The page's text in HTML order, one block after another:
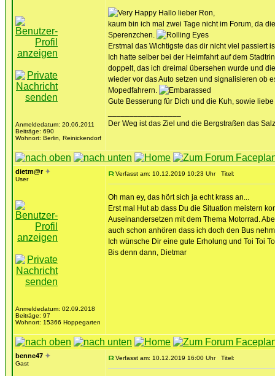
Anmeldedatum: 20.06.2011
Beiträge: 690
Wohnort: Berlin, Reinickendorf
Hallo lieber Ron,
kaum bin ich mal zwei Tage nicht im Forum, da
Sperenzchen.
Erstmal das Wichtigste das dir nicht viel passiert
Ich hatte selber bei der Heimfahrt auf dem
doppelt, das ich dreimal übersehen wurde und
wieder vor das Auto setzen und signalisieren ob
Mopedfahrern.
Gute Besserung für Dich und die Kuh, sowie
Der Weg ist das Ziel und die Bergstraßen das
dietm@r ✦
User
Anmeldedatum: 02.09.2018
Beiträge: 97
Wohnort: 15366 Hoppegarten
Verfasst am: 10.12.2019 10:23 Uhr Titel:
Oh man ey, das hört sich ja echt krass an...
Erst mal Hut ab dass Du die Situation meistern
Auseinandersetzen mit dem Thema Motorrad.
auch schon anhören dass ich doch den Bus
Ich wünsche Dir eine gute Erholung und Toi Toi
Bis denn dann, Dietmar
benne47 ✦
Gast
Verfasst am: 10.12.2019 16:00 Uhr Titel: